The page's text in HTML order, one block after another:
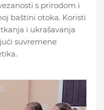
s prirodom i
baštini otoka. Koristi
i ukrašavanja
suvremene